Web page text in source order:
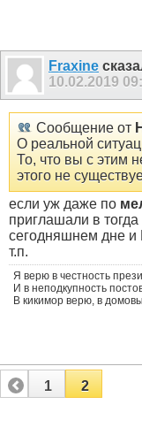
Fraxine
10.02.2019
Сообщение от
О реальной
То, что вы с этим
этого не
если уж даже по
приглашали в
сегодняшнем дне
т.п.
Я верю в честность
И в неподкупность
В кикимор верю, в
1 2